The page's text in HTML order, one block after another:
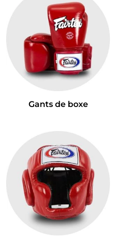
Gants de boxe